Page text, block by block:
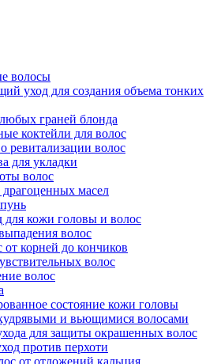
волосы
уход для создания объема тонких
граней блонда
коктейли для волос
ревитализации волос
для укладки
волос
масел
для кожи головы и волос
волос
от корней до кончиков
волос
волос
состояние кожи головы
и вьющимися волосами
для защиты окрашенных волос
против перхоти
от отложений кальция